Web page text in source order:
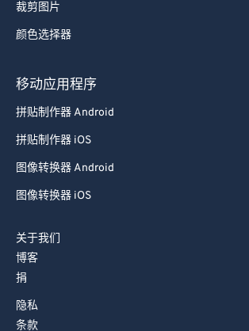
裁剪图片
颜色选择器
移动应用程序
拼贴制作器 Android
拼贴制作器 iOS
图像转换器 Android
图像转换器 iOS
关于我们
博客
捐
隐私
条款